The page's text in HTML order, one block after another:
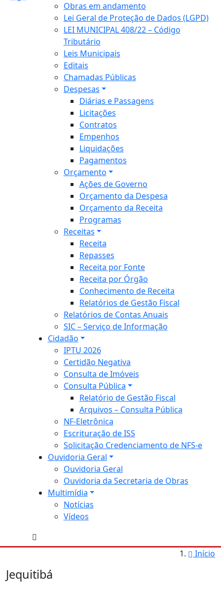
Obras em andamento
Lei Geral de Proteção de Dados (LGPD)
LEI MUNICIPAL 408/22 – Código
Tributário
Leis Municipais
Editais
Chamadas Públicas
Despesas
Diárias e Passagens
Licitações
Contratos
Empenhos
Liquidações
Pagamentos
Orçamento
Ações de Governo
Orçamento da Despesa
Orçamento da Receita
Programas
Receitas
Receita
Repasses
Receita por Fonte
Receita por Órgão
Conhecimento de Receita
Relatórios de Gestão Fiscal
Relatórios de Contas Anuais
SIC – Serviço de Informação
Cidadão
IPTU 2026
Certidão Negativa
Consulta de Imóveis
Consulta Pública
Relatório de Gestão Fiscal
Arquivos – Consulta Pública
NF-Eletrônica
Escrituração de ISS
Solicitação Credenciamento de NFS-e
Ouvidoria Geral
Ouvidoria Geral
Ouvidoria da Secretaria de Obras
Multimídia
Notícias
Vídeos
Início
Jequitibá